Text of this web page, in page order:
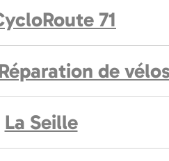
71
de
La Seille